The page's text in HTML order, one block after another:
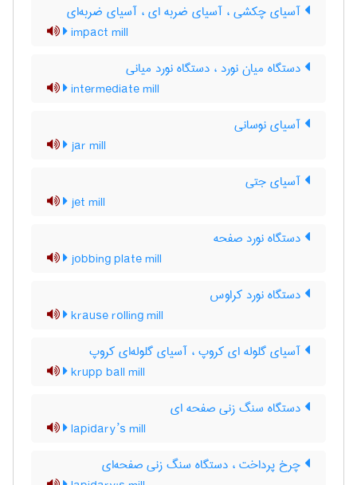
آسیای چکشی ، آسیای ضربه ای ، آسیای ضربه‌ای
impact mill
دستگاه میان نورد ، دستگاه نورد میانی
intermediate mill
آسیای نوسانی
jar mill
آسیای جتی
jet mill
دستگاه نورد صفحه
jobbing plate mill
دستگاه نورد کراوس
krause rolling mill
آسیای گلوله ای کروپ ، آسیای گلوله‌ای کروپ
krupp ball mill
دستگاه سنگ زنی صفحه ای
lapidary’s mill
چرخ پرداخت ، دستگاه سنگ زنی صفحه‌ای